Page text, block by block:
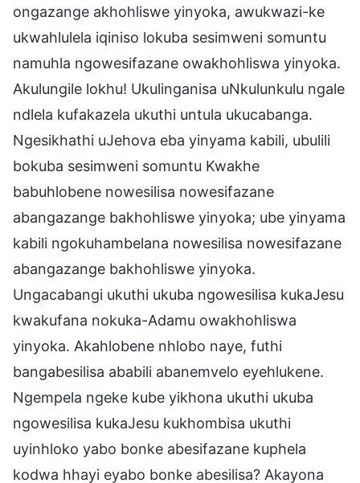
ongazange akhohliswe yinyoka, awukwazi-ke
ukwahlulela iqiniso lokuba sesimweni somuntu
namuhla ngowesifazane owakhohliswa yinyoka.
Akulungile lokhu! Ukulinganisa uNkulunkulu ngale
ndlela kufakazela ukuthi untula ukucabanga.
Ngesikhathi uJehova eba yinyama kabili, ubulili
bokuba sesimweni somuntu Kwakhe
babuhlobene nowesilisa nowesifazane
abangazange bakhohliswe yinyoka; ube yinyama
kabili ngokuhambelana nowesilisa nowesifazane
abangazange bakhohliswe yinyoka.
Ungacabangi ukuthi ukuba ngowesilisa kukaJesu
kwakufana nokuka-Adamu owakhohliswa
yinyoka. Akahlobene nhlobo naye, futhi
bangabesilisa ababili abanemvelo eyehlukene.
Ngempela ngeke kube yikhona ukuthi ukuba
ngowesilisa kukaJesu kukhombisa ukuthi
uyinhloko yabo bonke abesifazane kuphela
kodwa hhayi eyabo bonke abesilisa? Akayona